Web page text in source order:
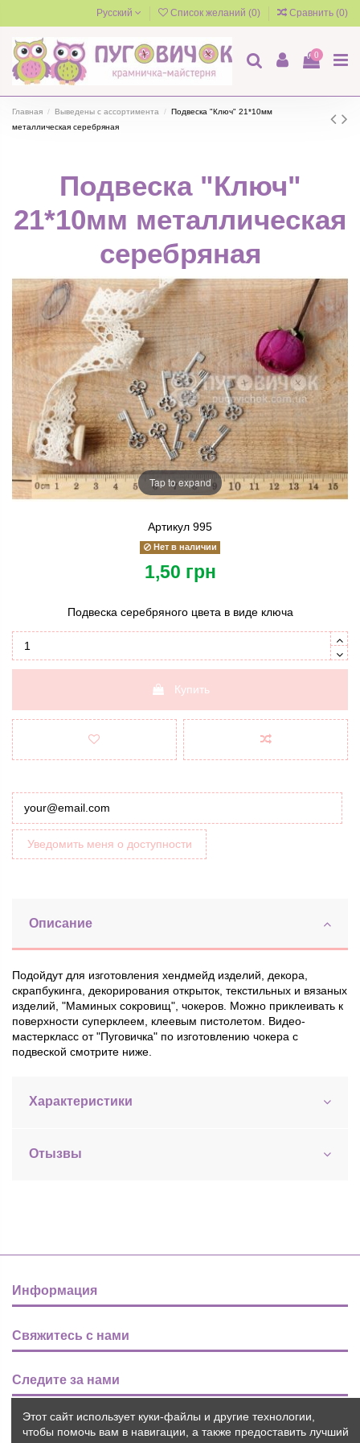
Русский Список желаний (0) Сравнить (0)
0
Главная Выведены с ассортимента
Подвеска "Ключ" 21*10мм
металлическая серебряная
Подвеска "Ключ"
21*10мм металлическая
серебряная
Tap to expand
Артикул 995
Нет в наличии
1,50 грн
Подвеска серебряного цвета в виде ключа
Купить
Уведомить меня о доступности
Описание
Подойдут для изготовления хендмейд изделий, декора,
скрапбукинга, декорирования открыток, текстильных и вязаных
изделий, "Маминых сокровищ", чокеров. Можно приклеивать к
поверхности суперклеем, клеевым пистолетом. Видео-
мастеркласс от "Пуговичка" по изготовлению чокера с
подвеской смотрите ниже.
Характеристики
Отызвы
Информация
Свяжитесь с нами
Следите за нами
Новости
Этот сайт использует куки-файлы и другие технологии,
чтобы помочь вам в навигации, а также предоставить лучший